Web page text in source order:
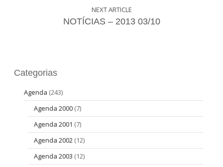
NEXT ARTICLE
NOTÍCIAS – 2013 03/10
Categorias
Agenda (243)
Agenda 2000 (7)
Agenda 2001 (7)
Agenda 2002 (12)
Agenda 2003 (12)